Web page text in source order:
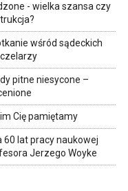
- wielka szansa czy
wśród sądeckich
pitne niesycone –
Cię pamiętamy
60 lat pracy naukowej
Jerzego Woyke